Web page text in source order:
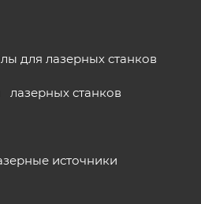
для лазерных станков
лазерных станков
источники